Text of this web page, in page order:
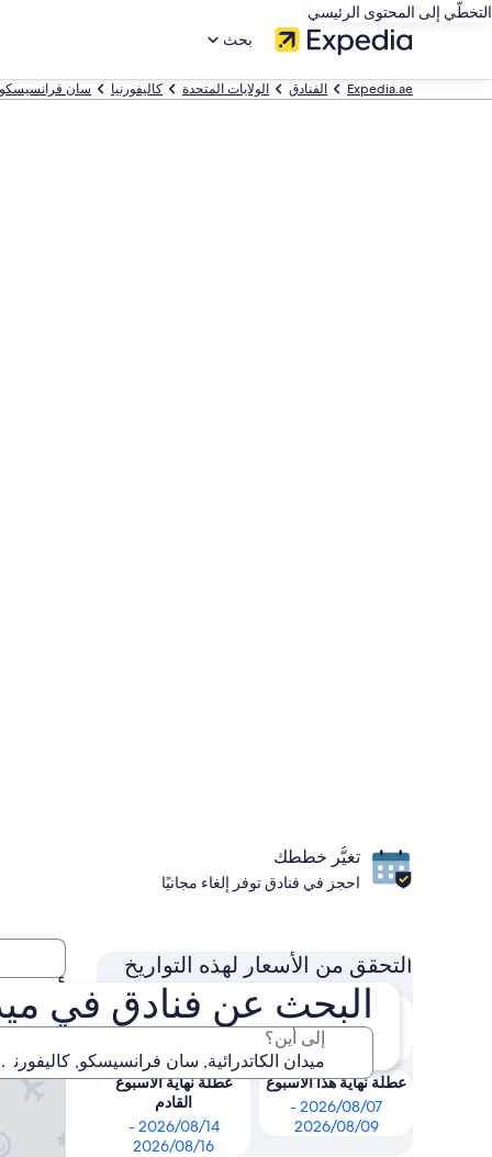
التخطّي إلى المحتوى الرئيسي
بحث
Expedia.ae الفنادق الولايات المتحدة كاليفورنيا سان فرانسيسكو
البحث عن فنادق في
إلى أين؟
تغيُّر خططك
احجز في فنادق توفر إلغاء مجانيًا
التحقق من الأسعار لهذه التواريخ
الليلة
2026/08/05 -
2026/08/06
غدًا
2026/08/06 -
2026/08/07
عطلة نهاية هذا الأسبوع
2026/08/07 -
2026/08/09
عطلة نهاية الأسبوع
القادم
2026/08/14 -
2026/08/16
ذا